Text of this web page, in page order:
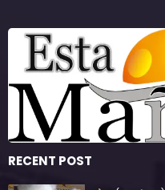
RECENT POST